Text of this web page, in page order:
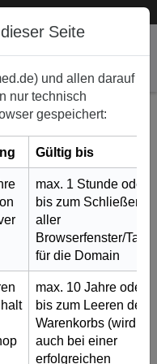
1
(Vasektomie) zur
ca. 50.000-mal pro
Seite
und allen darauf
nur technisch
gespeichert:
Gültig bis
max. 1 Stunde oder
bis zum Schließen
aller
Browserfenster/Tabs
für die Domain
max. 10 Jahre oder
bis zum Leeren des
Warenkorbs (wird
auch bei einer
erfolgreichen